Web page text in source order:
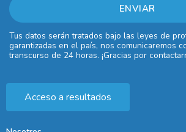
Tus datos serán tratados bajo las leyes de
garantizadas en el país, nos comunicaremos
transcurso de 24 horas. ¡Gracias por
Acceso a resultados